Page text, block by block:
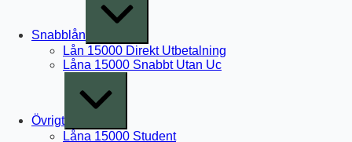
Snabblån
Lån 15000 Direkt Utbetalning
Låna 15000 Snabbt Utan Uc
Övrigt
Låna 15000 Student